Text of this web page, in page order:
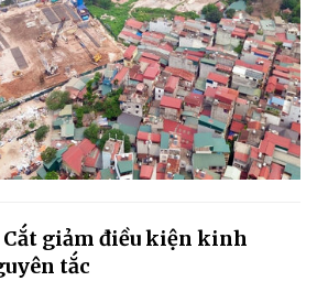
Cắt giảm điều kiện kinh
tắc